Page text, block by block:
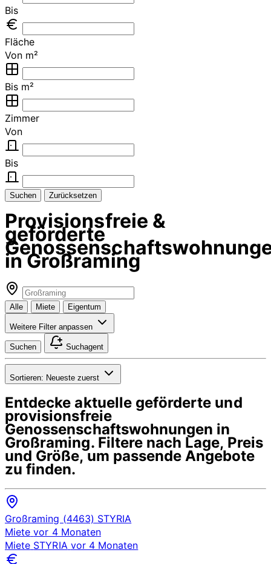
Bis
Fläche
Von m²
Bis m²
Zimmer
Von
Bis
Suchen Zurücksetzen
Provisionsfreie &
geförderte
in Großraming
Alle Miete Eigentum
Weitere Filter anpassen
Suchen Suchagent
Sortieren: Neueste zuerst
Entdecke aktuelle geförderte und
provisionsfreie
Genossenschaftswohnungen in
Großraming. Filtere nach Lage, Preis
und Größe, um passende Angebote
zu finden.
Großraming (4463) STYRIA
Miete vor 4 Monaten
Miete STYRIA vor 4 Monaten